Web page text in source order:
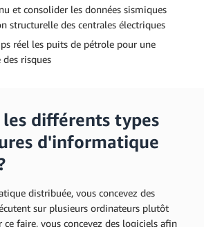
et consolider les données sismiques
structurelle des centrales électriques
réel les puits de pétrole pour une
risques
différents types
d'informatique
distribuée, vous concevez des
sur plusieurs ordinateurs plutôt
ce faire, vous concevez des logiciels afin